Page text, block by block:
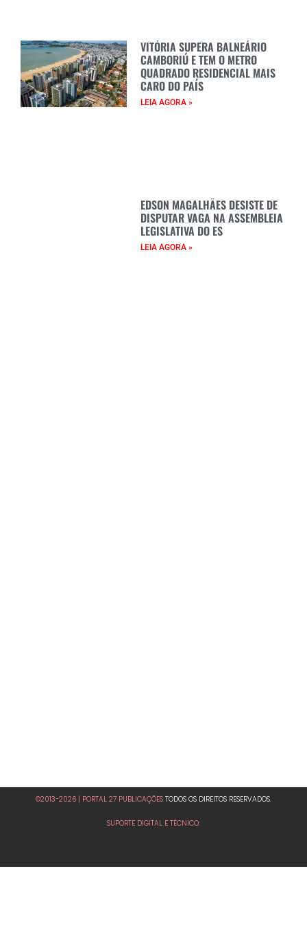
VITÓRIA SUPERA BALNEÁRIO
CAMBORIÚ E TEM O METRO
QUADRADO RESIDENCIAL MAIS
CARO DO PAÍS
LEIA AGORA »
EDSON MAGALHÃES DESISTE DE
DISPUTAR VAGA NA ASSEMBLEIA
LEGISLATIVA DO ES
LEIA AGORA »
©2013-2026 | PORTAL 27 PUBLICAÇÕES TODOS OS DIREITOS RESERVADOS.
SUPORTE DIGITAL E TÉCNICO: